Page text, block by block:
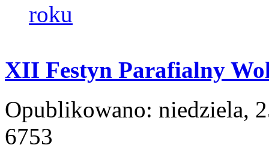
roku
XII Festyn Parafialny
Opublikowano: niedziela,
6753